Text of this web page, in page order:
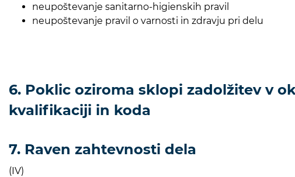
neupoštevanje sanitarno-higienskih pravil
neupoštevanje pravil o varnosti in zdravju pri delu
6. Poklic oziroma sklopi zadolžitev v
kvalifikaciji in koda
7. Raven zahtevnosti dela
(IV)